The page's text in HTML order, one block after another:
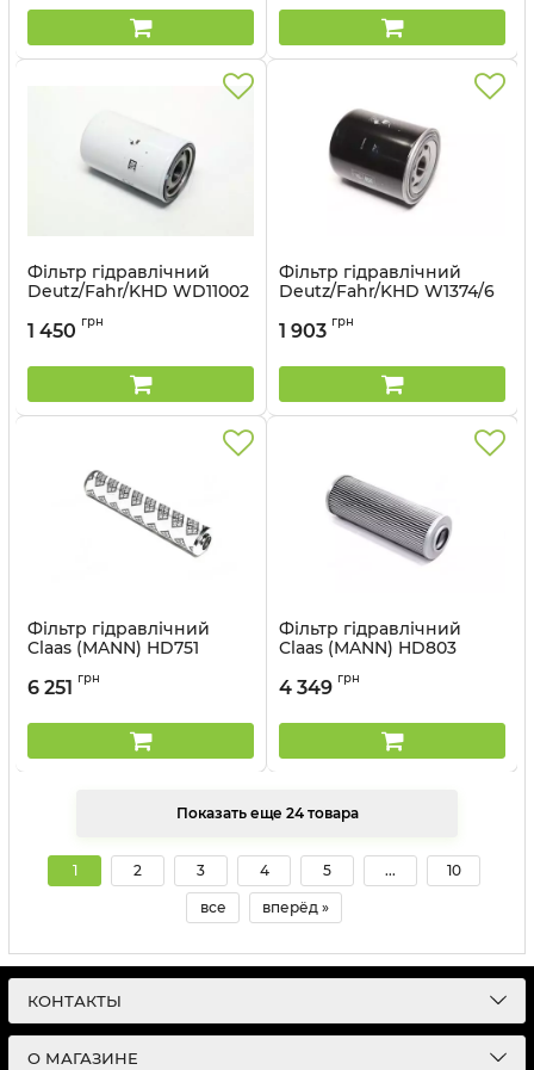
Фільтр гідравлічний
Deutz/Fahr/KHD WD11002
Артикул:
1 450 грн
Фільтр гідравлічний
Deutz/Fahr/KHD W1374/6
Артикул:
1 903 грн
Фільтр гідравлічний
Claas (MANN) HD751
6 251 грн
Фільтр гідравлічний
Claas (MANN) HD803
4 349 грн
Показать еще 24 товара
1 2 3 4 5 ... 10
все вперёд »
КОНТАКТЫ
О МАГАЗИНЕ